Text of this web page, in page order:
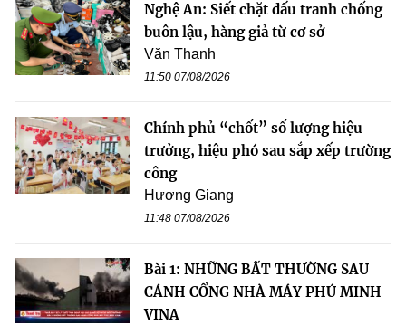
Nghệ An: Siết chặt đấu tranh chống
buôn lậu, hàng giả từ cơ sở
Văn Thanh
11:50 07/08/2026
Chính phủ “chốt” số lượng hiệu
trưởng, hiệu phó sau sắp xếp trường
công
Hương Giang
11:48 07/08/2026
Bài 1: NHỮNG BẤT THƯỜNG SAU
CÁNH CỔNG NHÀ MÁY PHÚ MINH
VINA